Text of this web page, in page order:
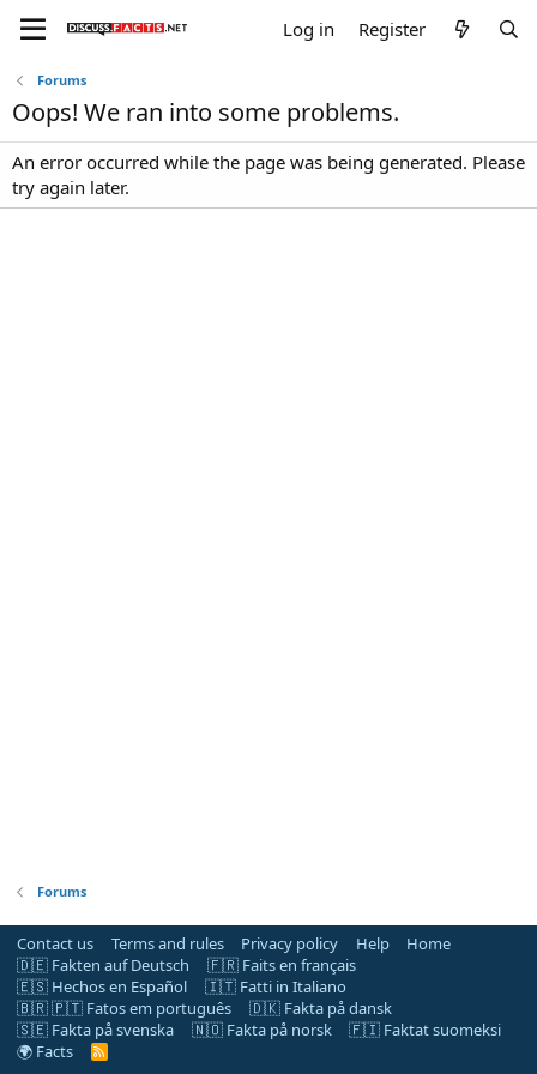
Log in Register
Forums
Oops! We ran into some problems.
An error occurred while the page was being generated. Please
try again later.
Forums
Contact us Terms and rules Privacy policy Help
Home
🇩🇪 Fakten auf Deutsch
🇫🇷 Faits en français
🇪🇸 Hechos en Español
🇮🇹 Fatti in Italiano
🇧🇷 🇵🇹 Fatos em português
🇩🇰 Fakta på dansk
🇸🇪 Fakta på svenska
🇳🇴 Fakta på norsk
🇫🇮 Faktat suomeksi
🌍 Facts
R